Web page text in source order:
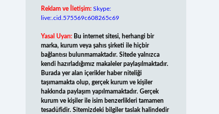
Reklam ve İletişim: Skype:
live:.cid.575569c608265c69
Yasal Uyarı: Bu internet sitesi, herhangi bir
marka, kurum veya şahıs şirketi ile hiçbir
bağlantısı bulunmamaktadır. Sitede yalnızca
kendi hazırladığımız makaleler paylaşılmaktadır.
Burada yer alan içerikler haber niteliği
taşımamakta olup, gerçek kurum ve kişiler
hakkında paylaşım yapılmamaktadır. Gerçek
kurum ve kişiler ile isim benzerlikleri tamamen
tesadüfidir. Sitemizdeki bilgiler taslak halindedir